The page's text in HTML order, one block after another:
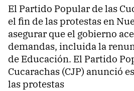
El Partido Popular de las
el fin de las protestas en
asegurar que el gobierno
demandas, incluida la
de Educación. El Partido
Cucarachas (CJP) anunció
las protestas